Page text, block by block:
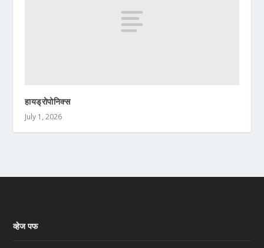
हायड्रोपोनिक्स
July 1, 2026
व्हेज पफ